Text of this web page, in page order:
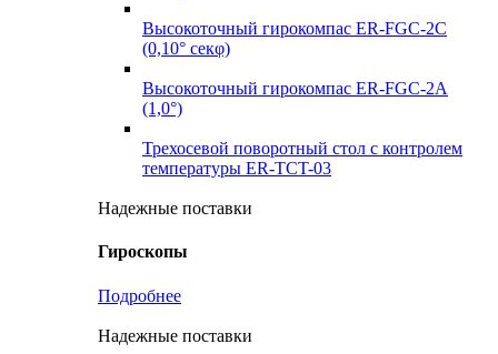
Высокоточный гирокомпас ER-FGC-2C
(0,10° секφ)
Высокоточный гирокомпас ER-FGC-2A
(1,0°)
Трехосевой поворотный стол с контролем
температуры ER-TCT-03
Надежные поставки
Гироскопы
Подробнее
Надежные поставки